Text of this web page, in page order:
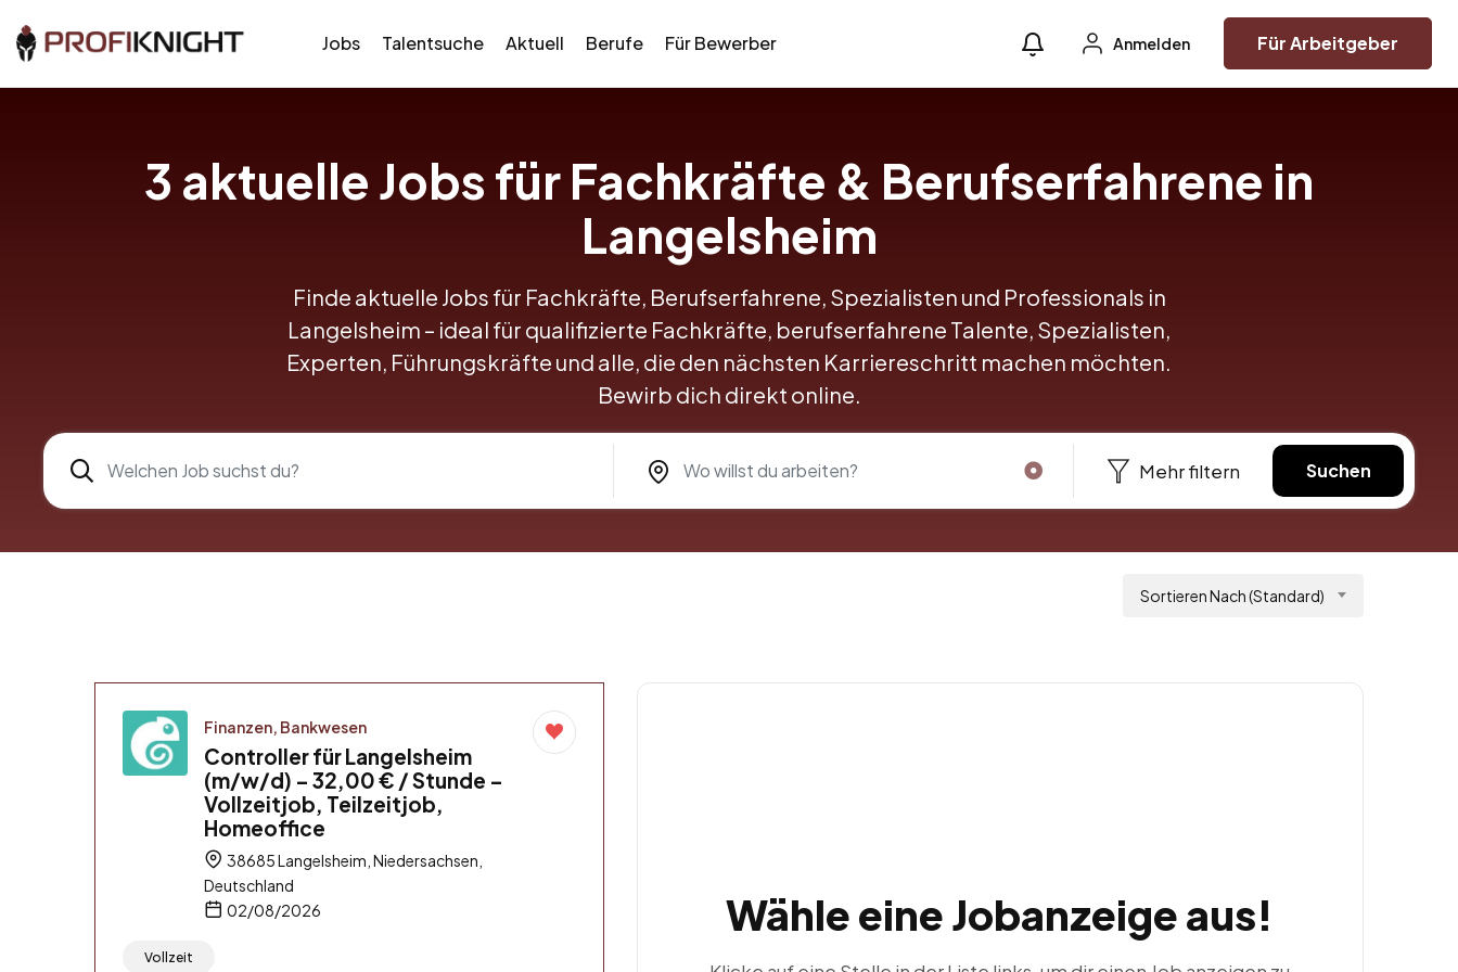
Jobs Talentsuche Aktuell Berufe Für Bewerber Anmelden Für Arbeitgeber
3 aktuelle Jobs für Fachkräfte & Berufserfahrene in
Langelsheim
Finde aktuelle Jobs für Fachkräfte, Berufserfahrene, Spezialisten und Professionals in
Langelsheim – ideal für qualifizierte Fachkräfte, berufserfahrene Talente, Spezialisten,
Experten, Führungskräfte und alle, die den nächsten Karriereschritt machen möchten.
Bewirb dich direkt online.
Mehr filtern Suchen
Sortieren Nach (Standard)
Finanzen, Bankwesen
Controller für Langelsheim
(m/w/d) – 32,00 € / Stunde –
Vollzeitjob, Teilzeitjob,
Homeoffice
38685 Langelsheim, Niedersachsen,
Deutschland
02/08/2026
Vollzeit
Wähle eine Jobanzeige aus!